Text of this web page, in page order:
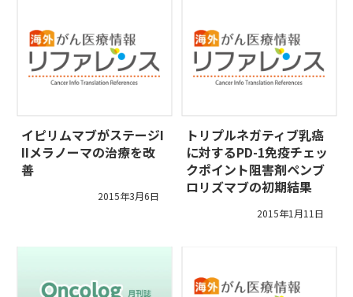
イピリムマブがステージI
IIメラノーマの治療を改
善
2015年3月6日
トリプルネガティブ乳癌
に対するPD-1免疫チェッ
クポイント阻害剤ペンブ
ロリズマブの初期結果
2015年1月11日